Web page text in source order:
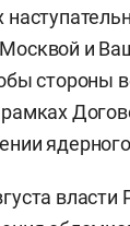
и
стороны
власти